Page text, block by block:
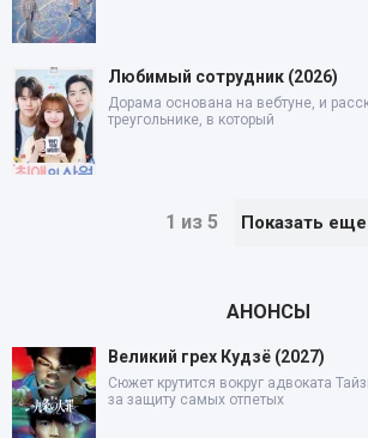
Любимый сотрудник (2026)
Дорама основана на вебтуне, и
треугольнике, в который
1 из 5 Показать еще
АНОНСЫ
Великий грех Кудзё (2027)
Сюжет крутится вокруг адвоката
за защиту самых отпетых